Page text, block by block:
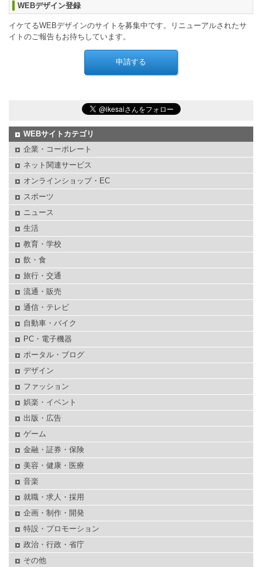
WEBデザイン登録
イケてるWEBデザインのサイトを募集中です。リニューアルされたサ
イトのご報告もお待ちしています。
WEBサイトカテゴリ
企業・コーポレート
ネット関連サービス
オンラインショップ・EC
スポーツ
ニュース
生活
教育・学校
飲・食
旅行・交通
流通・販売
通信・テレビ
自動車・バイク
PC・電子機器
ポータル・ブログ
デザイン
ファッション
娯楽・イベント
出版・広告
ゲーム
金融・証券・保険
美容・健康・医療
音楽
就職・求人・採用
企画・制作・開発
特設・プロモーション
政治・行政・省庁
その他